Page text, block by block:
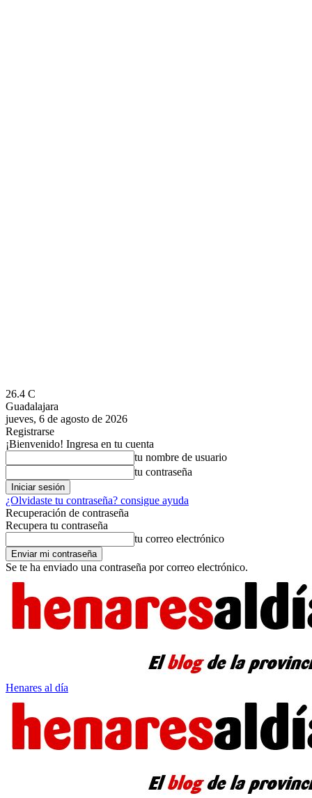
26.4 C
Guadalajara
jueves, 6 de agosto de 2026
Registrarse
¡Bienvenido! Ingresa en tu cuenta
tu nombre de usuario
tu contraseña
¿Olvidaste tu contraseña? consigue ayuda
Recuperación de contraseña
Recupera tu contraseña
tu correo electrónico
Se te ha enviado una contraseña por correo electrónico.
Henares al día